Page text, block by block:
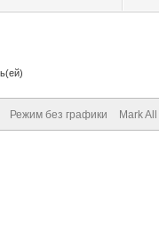
Режим без графики Mark